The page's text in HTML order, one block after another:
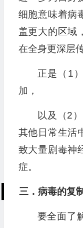
细胞意味着病
盖更大的区域
在全身更深层传
正是（1
加，
以及（2
其他日常生活
致大量剧毒神
症。
三．病毒的复制
要全面了